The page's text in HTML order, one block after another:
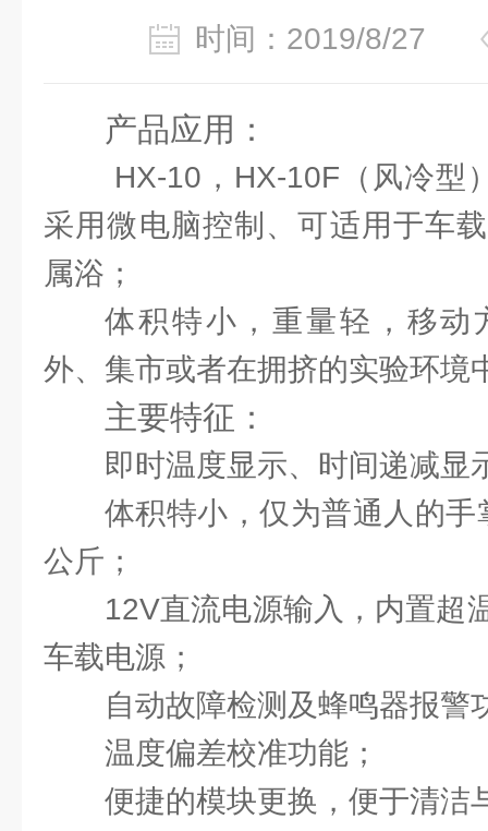
时间：2019/8/27
产品应用：
HX-10，HX-10F（风冷型
采用微电脑控制、可适用于车
属浴；
体积特小，重量轻，移动
外、集市或者在拥挤的实验环境
主要特征：
即时温度显示、时间递减显
体积特小，仅为普通人的
公斤；
12V直流电源输入，内置超
车载电源；
自动故障检测及蜂鸣器报警
温度偏差校准功能；
便捷的模块更换，便于清洁